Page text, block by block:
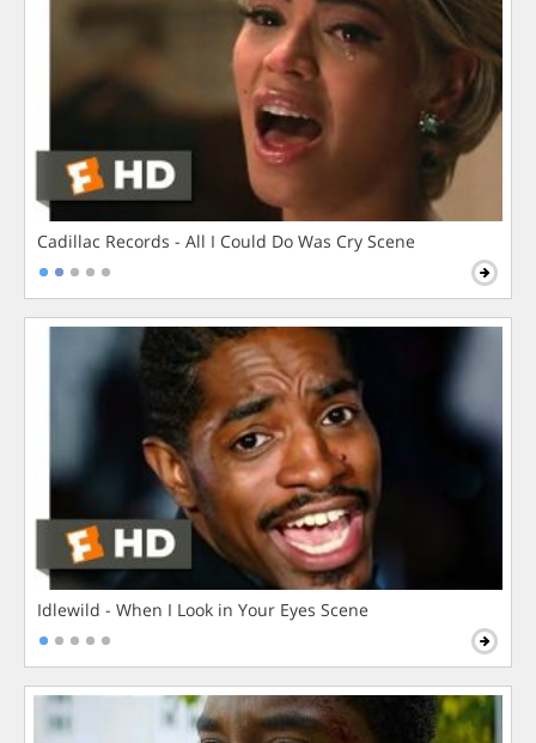
Cadillac Records - All I Could Do Was Cry Scene
Idlewild - When I Look in Your Eyes Scene